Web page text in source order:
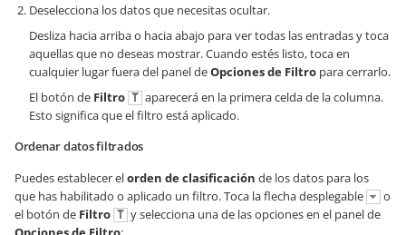
Deselecciona los datos que necesitas ocultar.
Desliza hacia arriba o hacia abajo para ver todas las entradas y toca
aquellas que no deseas mostrar. Cuando estés listo, toca en
cualquier lugar fuera del panel deOpciones de Filtro para cerrarlo.
El botón de Filtro
aparecerá en la primera celda de la columna.
Esto significa que el filtro está aplicado.
Ordenar datos filtrados
Puedes establecer elorden de clasificación de los datos para los
que has habilitado o aplicado un filtro. Toca la flecha desplegable
o
el botón de Filtro
y selecciona una de las opciones en el panel de